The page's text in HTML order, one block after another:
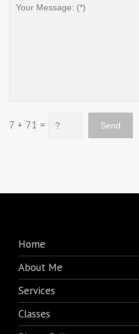
7 + 71 =
Home
About Me
Services
Classes